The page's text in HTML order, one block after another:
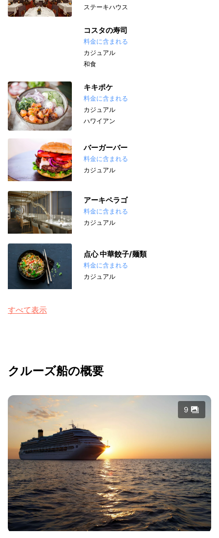
ステーキハウス
コスタの寿司
料金に含まれる
カジュアル
和食
キキポケ
料金に含まれる
カジュアル
ハワイアン
バーガーバー
料金に含まれる
カジュアル
アーキペラゴ
料金に含まれる
カジュアル
点心 中華餃子/麺類
料金に含まれる
カジュアル
すべて表示
クルーズ船の概要
9